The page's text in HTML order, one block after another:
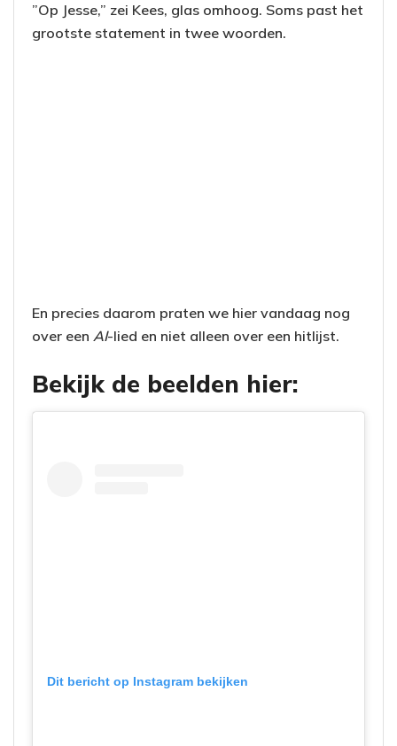
”Op Jesse,” zei Kees, glas omhoog. Soms past het
grootste statement in twee woorden.
En precies daarom praten we hier vandaag nog
over een AI-lied en niet alleen over een hitlijst.
Bekijk de beelden hier:
Dit bericht op Instagram bekijken